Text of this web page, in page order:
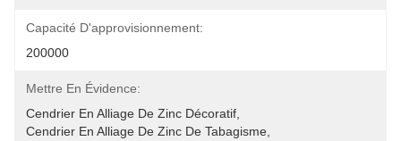
Capacité D'approvisionnement:
200000
Mettre En Évidence:
Cendrier En Alliage De Zinc Décoratif
Cendrier En Alliage De Zinc De Tabagisme